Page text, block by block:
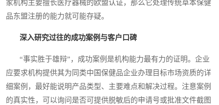
家机构主要擅长医疗器械的欧盟认证，那么它处理传统草本保健
品东盟注册的能力就可能存疑。
深入研究过往的成功案例与客户口碑
“事实胜于雄辩”，成功案例是机构能力最有力的证明。企业
应要求机构提供其为同类中国保健品企业办理目标市场资质的详
细案例，最好能说明产品类型、主要难点和解决过程。注意案例
的真实性，可以询问是否可提供脱敏后的申请号或批准文件截图